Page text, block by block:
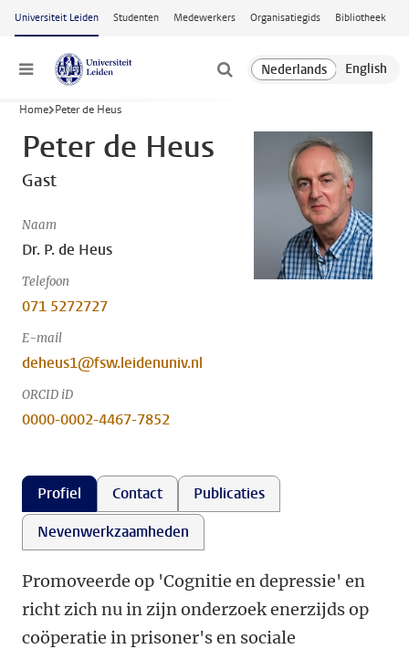
Ga naar hoofdinhoud
Universiteit Leiden Studenten Medewerkers Organisatiegids Bibliotheek
Menu
Home Peter de Heus
Peter de Heus
Gast
Naam
Dr. P. de Heus
Telefoon
071 5272727
E-mail
deheus1@fsw.leidenuniv.nl
ORCID iD
0000-0002-4467-7852
Profiel Contact
Publicaties
Nevenwerkzaamheden
Promoveerde op 'Cognitie en depressie' en
richt zich nu in zijn onderzoek enerzijds op
coöperatie in prisoner's en sociale